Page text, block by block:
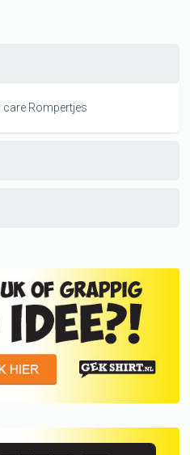
care Rompertjes